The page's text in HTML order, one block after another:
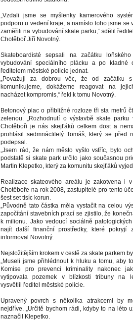
„Vzdali jsme se myšlenky kamerového
podporu u vedení kraje, a namísto toho jsme se
zaměřili na vybudování skate parku,“ sdělil
Chotěboř Jiří Novotný.
Skateboardisté sepsali na začátku
vybudování speciálního plácku a po kladné
ředitelem městské policie jednat.
„Považuji za dobrou věc, že od začátku
komunikujeme, dokážeme reagovat na
nacházet kompromis,“ řekl k tomu Novotný.
Betonový plac o přibližné rozloze tři sta metrů
zelenou. „Rozhodnutí o výstavbě skate parku
Chotěboři je nás skejťáků celkem dost a
prohlásil sedmnáctiletý Tomáš, který se před
podepsal.
„Jsem rád, že nám město vyšlo vstříc, bylo
podstatě si skate park určilo jako současnou
Martin Klepetko, který za komunitu skejťáků
Realizace skateového areálu je zakotvena i
Chotěboře na rok 2008, zastupitelé pro tento
šest set tisíc korun.
„Původně tato částka měla vystačit na celou
započítání stavebních prací se zjistilo, že
k milionu. Jako vedoucí sociálně
najít další finanční prostředky, které pokryjí
informoval Novotný.
Nejsložitějším krokem v cestě za skate parkem
„Museli jsme přihlédnout k hluku a tomu, aby
Komise pro prevenci kriminality nakonec
vytipovala pozemek v blízkosti tribuny na
vysvětlil ředitel městské policie.
Upravený povrch s několika atrakcemi by
nejdříve. „Určitě bychom rádi, kdyby to na léto
naznačil Klepetko.